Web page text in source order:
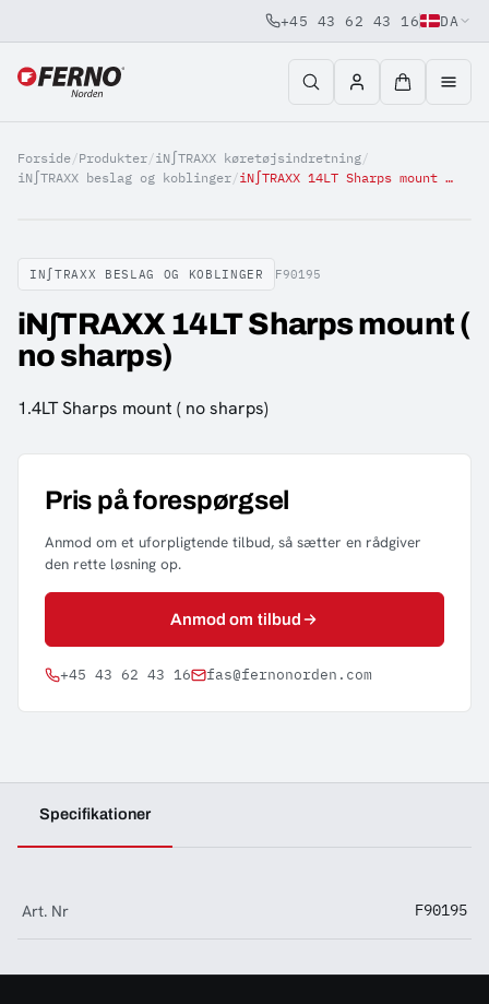
Jump to content
+45 43 62 43 16 DA
Forside/Produkter/iN∫TRAXX køretøjsindretning/
iN∫TRAXX beslag og koblinger/ iN∫TRAXX 14LT Sharps mount ( no sharps)
IN∫TRAXX BESLAG OG KOBLINGER F90195
iN∫TRAXX 14LT Sharps mount (
no sharps)
1.4LT Sharps mount ( no sharps)
Pris på forespørgsel
Anmod om et uforpligtende tilbud, så sætter en rådgiver
den rette løsning op.
Anmod om tilbud
+45 43 62 43 16 fas@fernonorden.com
Specifikationer
Art. Nr F90195